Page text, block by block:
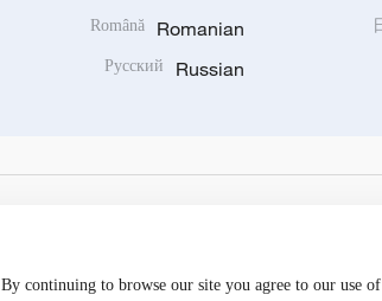
Romanian
Română
Russian
Русский
By continuing to browse our site you agree to our use